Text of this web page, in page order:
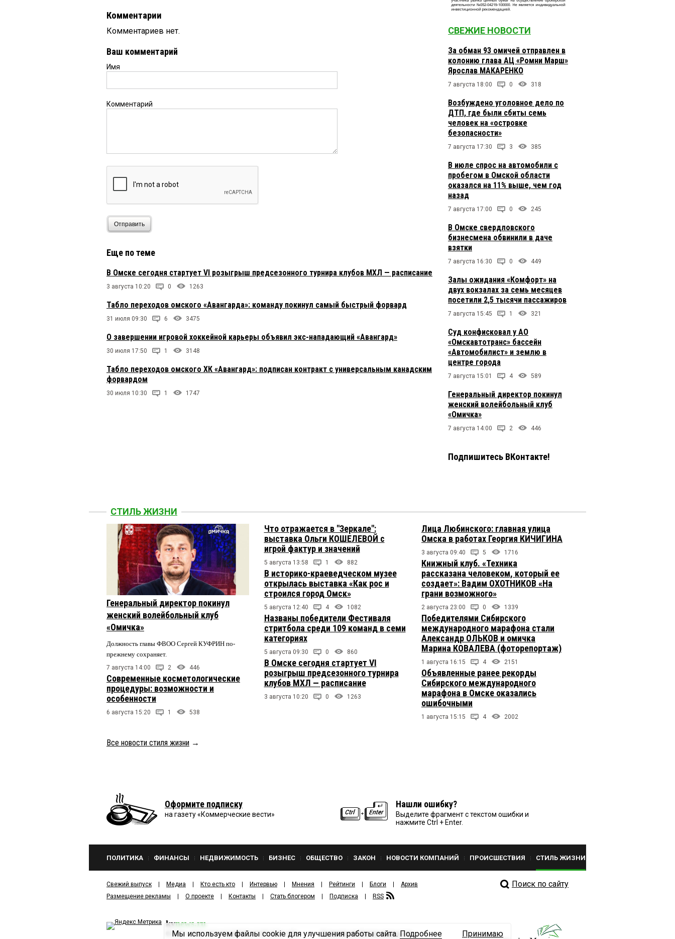
Комментарии
Комментариев нет.
Ваш комментарий
Имя
Комментарий
Отправить
Еще по теме
В Омске сегодня стартует VI розыгрыш предсезонного турнира клубов МХЛ — расписание
3 августа 10:20 0 1263
Табло переходов омского «Авангарда»: команду покинул самый быстрый форвард
31 июля 09:30 6 3475
О завершении игровой хоккейной карьеры объявил экс-нападающий «Авангард»
30 июля 17:50 1 3148
Табло переходов омского ХК «Авангард»: подписан контракт с универсальным канадским
форвардом
30 июля 10:30 1 1747
СВЕЖИЕ НОВОСТИ
За обман 93 омичей отправлен в
колонию глава АЦ «Ромни Марш»
Ярослав МАКАРЕНКО
7 августа 18:00 0 318
Возбуждено уголовное дело по
ДТП, где были сбиты семь
человек на «островке
безопасности»
7 августа 17:30 3 385
В июле спрос на автомобили с
пробегом в Омской области
оказался на 11% выше, чем год
назад
7 августа 17:00 0 245
В Омске свердловского
бизнесмена обвинили в даче
взятки
7 августа 16:30 0 449
Залы ожидания «Комфорт» на
двух вокзалах за семь месяцев
посетили 2,5 тысячи пассажиров
7 августа 15:45 1 321
Суд конфисковал у АО
«Омскавтотранс» бассейн
«Автомобилист» и землю в
центре города
7 августа 15:01 4 589
Генеральный директор покинул
женский волейбольный клуб
«Омичка»
7 августа 14:00 2 446
Подпишитесь ВКонтакте!
СТИЛЬ ЖИЗНИ
Генеральный директор покинул
женский волейбольный клуб
«Омичка»
Должность главы ФВОО Сергей КУФРИН по-
прежнему сохраняет.
7 августа 14:00 2 446
Современные косметологические
процедуры: возможности и
особенности
6 августа 15:20 1 538
Что отражается в "Зеркале":
выставка Ольги КОШЕЛЕВОЙ с
игрой фактур и значений
5 августа 13:58 1 882
В историко-краеведческом музее
открылась выставка «Как рос и
строился город Омск»
5 августа 12:40 4 1082
Названы победители Фестиваля
стритбола среди 109 команд в семи
категориях
5 августа 09:30 0 860
В Омске сегодня стартует VI
розыгрыш предсезонного турнира
клубов МХЛ — расписание
3 августа 10:20 0 1263
Лица Любинского: главная улица
Омска в работах Георгия КИЧИГИНА
3 августа 09:40 5 1716
Книжный клуб. «Техника
рассказана человеком, который ее
создает»: Вадим ОХОТНИКОВ «На
грани возможного»
2 августа 23:00 0 1339
Победителями Сибирского
международного марафона стали
Александр ОЛЬКОВ и омичка
Марина КОВАЛЕВА (фоторепортаж)
1 августа 16:15 4 2151
Объявленные ранее рекорды
Сибирского международного
марафона в Омске оказались
ошибочными
1 августа 15:15 4 2002
Все новости стиля жизни →
Оформите подписку
на газету «Коммерческие вести»
Нашли ошибку?
Выделите фрагмент с текстом ошибки и
нажмите Ctrl + Enter.
ПОЛИТИКА ФИНАНСЫ НЕДВИЖИМОСТЬ БИЗНЕС ОБЩЕСТВО ЗАКОН НОВОСТИ КОМПАНИЙ ПРОИСШЕСТВИЯ СТИЛЬ ЖИЗНИ
Свежий выпуск Медиа Кто есть кто Интервью Мнения Рейтинги Блоги
Архив
Размещение рекламы
О проекте Контакты Стать блогером Подписка RSS
Поиск по сайту
kvnews.ru
2001—2026ООО ИЗДАТЕЛЬСКИЙ ДОМ «КВ».
Политика конфиденциальности
Мы используем файлы cookie для улучшения работы сайта. Подробнее Принимаю